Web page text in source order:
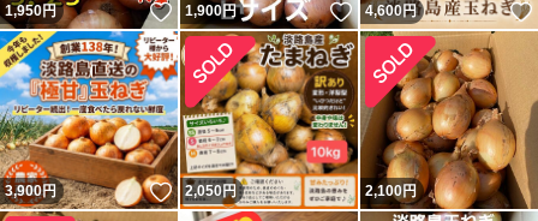
1,950円 いいね！
1,900円 いいね！
4,600円
3,900円 いいね！
2,050円 2,100円